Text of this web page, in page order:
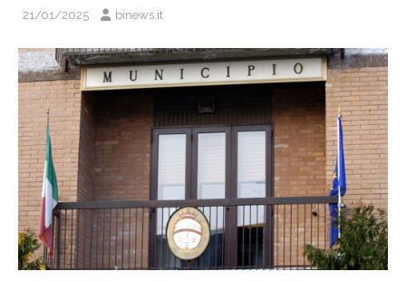
21/01/2025 binews.it